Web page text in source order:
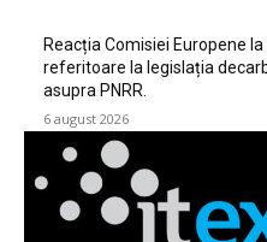
Reacția Comisiei Europene
referitoare la legislația
asupra PNRR.
6 august 2026